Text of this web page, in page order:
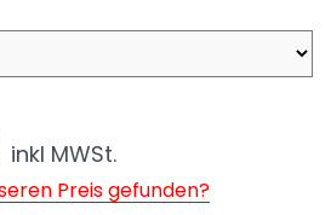
inkl MWSt.
Preis gefunden?